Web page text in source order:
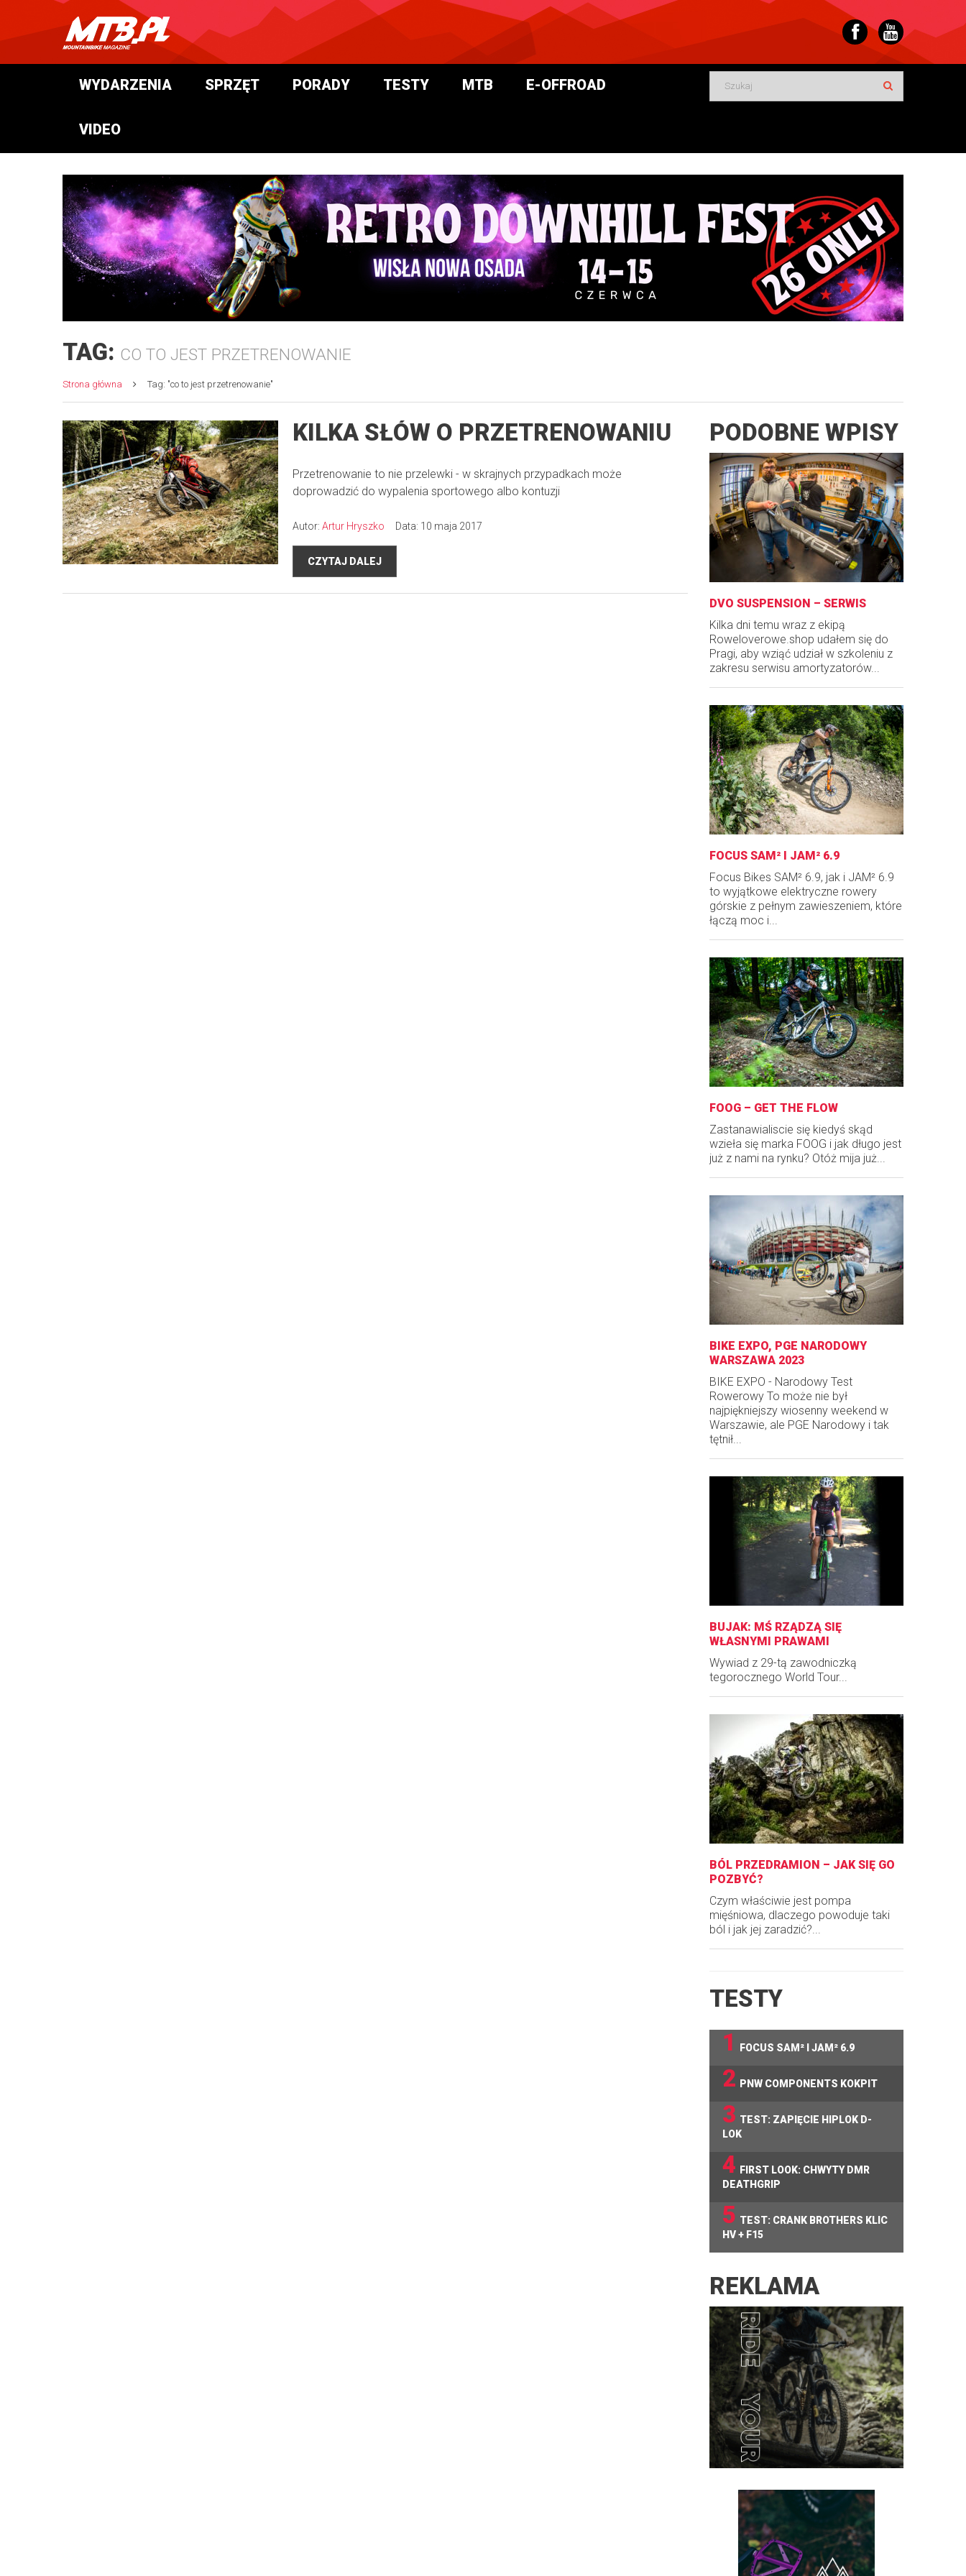
WYDARZENIA SPRZĘT PORADY TESTY MTB E-OFFROAD
VIDEO
TAG: CO TO JEST PRZETRENOWANIE
Strona główna Tag: "co to jest przetrenowanie"
KILKA SŁÓW O PRZETRENOWANIU
Przetrenowanie to nie przelewki - w skrajnych przypadkach może
doprowadzić do wypalenia sportowego albo kontuzji
Autor: Artur Hryszko Data: 10 maja 2017
CZYTAJ DALEJ
PODOBNE WPISY
DVO SUSPENSION – SERWIS
Kilka dni temu wraz z ekipą
Roweloverowe.shop udałem się do
Pragi, aby wziąć udział w szkoleniu z
zakresu serwisu amortyzatorów...
FOCUS SAM² I JAM² 6.9
Focus Bikes SAM² 6.9, jak i JAM² 6.9
to wyjątkowe elektryczne rowery
górskie z pełnym zawieszeniem, które
łączą moc i...
FOOG – GET THE FLOW
Zastanawialiscie się kiedyś skąd
wzieła się marka FOOG i jak długo jest
już z nami na rynku? Otóż mija już...
BIKE EXPO, PGE NARODOWY
WARSZAWA 2023
BIKE EXPO - Narodowy Test
Rowerowy To może nie był
najpiękniejszy wiosenny weekend w
Warszawie, ale PGE Narodowy i tak
tętnił...
BUJAK: MŚ RZĄDZĄ SIĘ
WŁASNYMI PRAWAMI
Wywiad z 29-tą zawodniczką
tegorocznego World Tour...
BÓL PRZEDRAMION – JAK SIĘ GO
POZBYĆ?
Czym właściwie jest pompa
mięśniowa, dlaczego powoduje taki
ból i jak jej zaradzić?...
TESTY
1
FOCUS SAM² I JAM² 6.9
2 PNW COMPONENTS KOKPIT
3 TEST: ZAPIĘCIE HIPLOK D-
LOK
4 FIRST LOOK: CHWYTY DMR
DEATHGRIP
5 TEST: CRANK BROTHERS KLIC
HV + F15
REKLAMA